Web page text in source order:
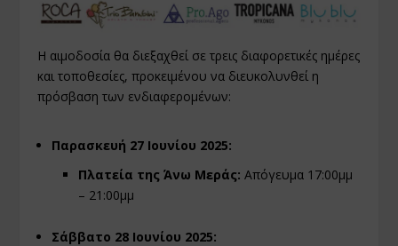
Η αιμοδοσία θα διεξαχθεί σε τρεις διαφορετικές ημέρες
και τοποθεσίες, προκειμένου να διευκολυνθεί η
πρόσβαση των ενδιαφερομένων:
Παρασκευή 27 Ιουνίου 2025:
Πλατεία της Άνω Μεράς: Απόγευμα 17:00μμ
– 21:00μμ
Σάββατο 28 Ιουνίου 2025: